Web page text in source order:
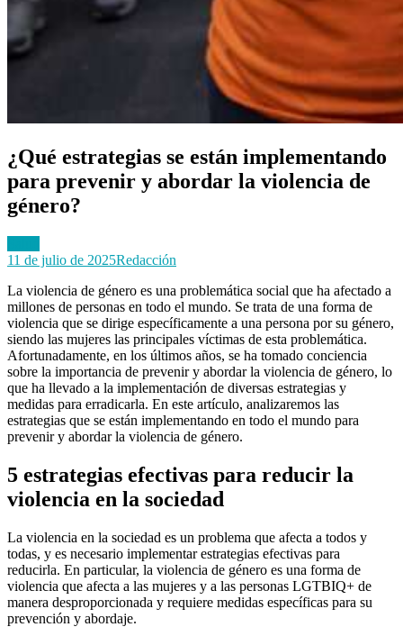
¿Qué estrategias se están implementando
para prevenir y abordar la violencia de
género?
11 de julio de 2025Redacción
La violencia de género es una problemática social que ha afectado a
millones de personas en todo el mundo. Se trata de una forma de
violencia que se dirige específicamente a una persona por su género,
siendo las mujeres las principales víctimas de esta problemática.
Afortunadamente, en los últimos años, se ha tomado conciencia
sobre la importancia de prevenir y abordar la violencia de género, lo
que ha llevado a la implementación de diversas estrategias y
medidas para erradicarla. En este artículo, analizaremos las
estrategias que se están implementando en todo el mundo para
prevenir y abordar la violencia de género.
5 estrategias efectivas para reducir la
violencia en la sociedad
La violencia en la sociedad es un problema que afecta a todos y
todas, y es necesario implementar estrategias efectivas para
reducirla. En particular, la violencia de género es una forma de
violencia que afecta a las mujeres y a las personas LGTBIQ+ de
manera desproporcionada y requiere medidas específicas para su
prevención y abordaje.